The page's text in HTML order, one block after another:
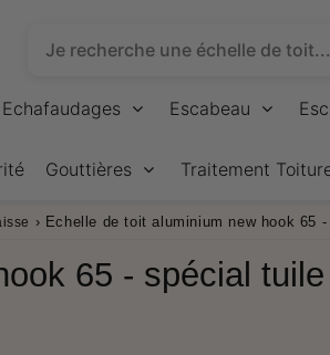
Echafaudages Escabeau
Gouttières Traitement
› Echelle de toit aluminium new hook 65
65 - spécial